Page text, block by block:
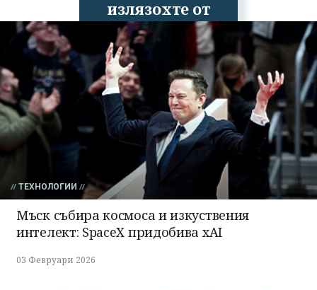
излязохте от
профила си!
ТЕХНОЛОГИИ
Мъск събира космоса и изкуствения
интелект: SpaceX придобива xAI
03 Февруари 2026